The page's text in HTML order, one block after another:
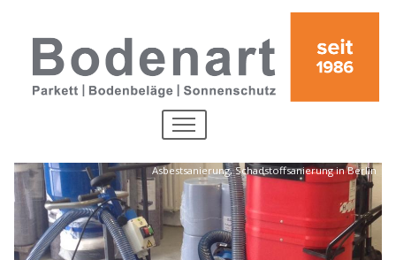
MENU
Asbestsanierung, Schadstoffsanierung in Berlin